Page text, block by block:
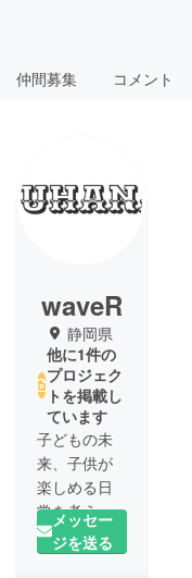
仲間募集 コメント
waveR
静岡県
他に1件の
プロジェク
トを掲載し
ています
子どもの未
来、子供が
楽しめる日
常を考え、
子供服を中
心に各デザ
メッセー
ジを送る